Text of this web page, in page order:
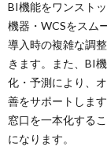
BI機能をワンスト
機器・WCSをスム
導入時の複雑な調
きます。また、BI
化・予測により、
善をサポートしま
窓口を一本化する
になります。